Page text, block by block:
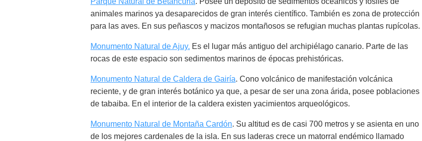
animales marinos ya desaparecidos de gran interés científico. También es zona de protección
para las aves. En sus peñascos y macizos montañosos se refugian muchas plantas rupícolas.
Monumento Natural de Ajuy. Es el lugar más antiguo del archipiélago canario. Parte de las
rocas de este espacio son sedimentos marinos de épocas prehistóricas.
Monumento Natural de Caldera de Gairía. Cono volcánico de manifestación volcánica
reciente, y de gran interés botánico ya que, a pesar de ser una zona árida, posee poblaciones
de tabaiba. En el interior de la caldera existen yacimientos arqueológicos.
Monumento Natural de Montaña Cardón. Su altitud es de casi 700 metros y se asienta en uno
de los mejores cardenales de la isla. En sus laderas crece un matorral endémico llamado